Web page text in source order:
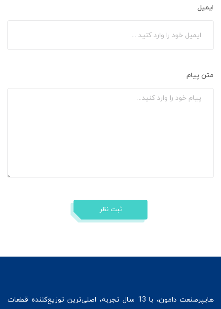
ایمیل
متن پیام
ثبت نظر
هایپرصنعت
دامون، با 13 سال تجربه، اصلی‌ترین توزیع‌کننده قطعات